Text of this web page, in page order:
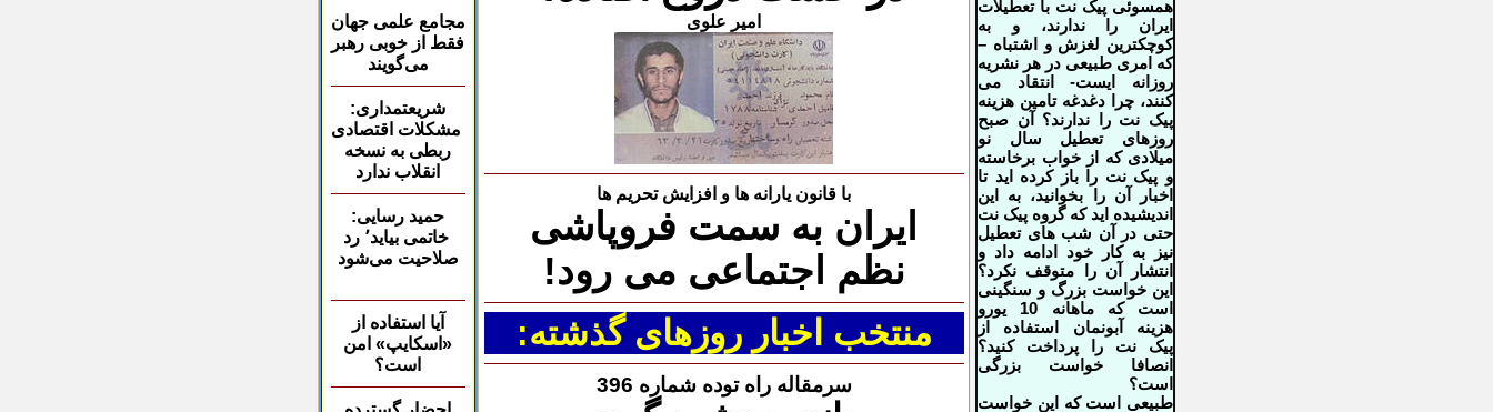
مجامع علمی جهان
فقط از خوبی رهبر
می‌گویند
شریعتمداری:
مشکلات اقتصادی
ربطی به نسخه
انقلاب ندارد
حمید رسایی:
خاتمی بیاید٬ رد
صلاحیت می‌شود
آيا استفاده از
«اسکايپ» امن
است؟
امیر علوی
با قانون یارانه ها و افزایش تحریم ها
ایران به سمت فروپاشی
نظم اجتماعی می رود!
منتخب اخبار روزهای گذشته:
سرمقاله راه توده شماره 396
همسوئی پیک نت با تعطیلات
ایران را ندارند، و به
کوچکترین لغزش و اشتباه –
که امری طبیعی در هر نشریه
روزانه ایست- انتقاد می
کنند، چرا دغدغه تامین هزینه
پیک نت را ندارند؟ آن صبح
روزهای تعطیل سال نو
میلادی که از خواب برخاسته
و پیک نت را باز کرده اید تا
اخبار آن را بخوانید، به این
اندیشیده اید که گروه پیک نت
حتی در آن شب های تعطیل
نیز به کار خود ادامه داد و
انتشار آن را متوقف نکرد؟
این خواست بزرگ و سنگینی
است که ماهانه 10 یورو
هزینه آبونمان استفاده از
پیک نت را پرداخت کنید؟
انصافا خواست بزرگی
است؟
طبیعی است که این خواست